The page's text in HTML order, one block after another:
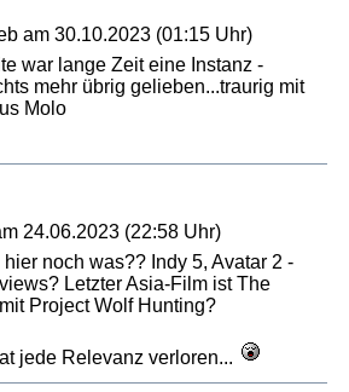
am 30.10.2023 (01:15 Uhr)
war lange Zeit eine Instanz -
mehr übrig gelieben...traurig mit
Molo
24.06.2023 (22:58 Uhr)
noch was?? Indy 5, Avatar 2 -
Letzter Asia-Film ist The
Project Wolf Hunting?
jede Relevanz verloren...